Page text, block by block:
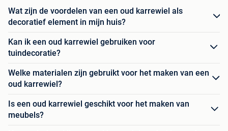
Wat zijn de voordelen van een oud karrewiel als
decoratief element in mijn huis?
Kan ik een oud karrewiel gebruiken voor
tuindecoratie?
Welke materialen zijn gebruikt voor het maken van een
oud karrewiel?
Is een oud karrewiel geschikt voor het maken van
meubels?